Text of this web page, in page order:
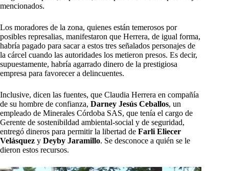
mencionados.
Los moradores de la zona, quienes están temerosos por
posibles represalias, manifestaron que Herrera, de igual forma,
habría pagado para sacar a estos tres señalados personajes de
la cárcel cuando las autoridades los metieron presos. Es decir,
supuestamente, habría agarrado dinero de la prestigiosa
empresa para favorecer a delincuentes.
Inclusive, dicen las fuentes, que Claudia Herrera en compañía
de su hombre de confianza, Darney Jesús Ceballos, un
empleado de Minerales Córdoba SAS, que tenía el cargo de
Gerente de sostenibildad ambiental-social y de seguridad,
entregó dineros para permitir la libertad de Farli Eliecer
Velásquez y Deyby Jaramillo. Se desconoce a quién se le
dieron estos recursos.